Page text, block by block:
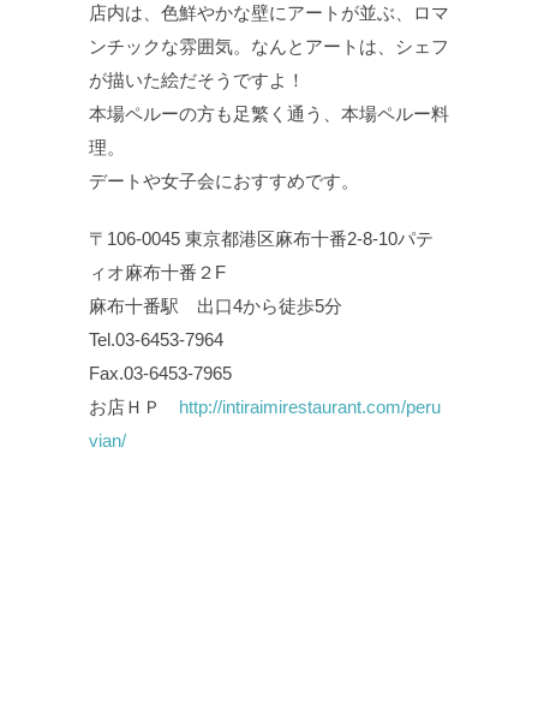
店内は、色鮮やかな壁にアートが並ぶ、ロマ
ンチックな雰囲気。なんとアートは、シェフ
が描いた絵だそうですよ！
本場ペルーの方も足繁く通う、本場ペルー料
理。
デートや女子会におすすめです。
〒106-0045 東京都港区麻布十番2-8-10パテ
ィオ麻布十番２F
麻布十番駅 出口4から徒歩5分
Tel.03-6453-7964
Fax.03-6453-7965
お店ＨＰ http://intiraimirestaurant.com/peru
vian/